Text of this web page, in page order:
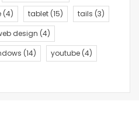
(4) tablet (15) tails (3)
design (4)
(14) youtube (4)